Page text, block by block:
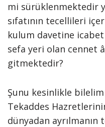
mi sürüklenmektedir
sıfatının tecellileri
kulum davetine
sefa yeri olan cennet
gitmektedir?
Şunu kesinlikle
Tekaddes
dünyadan ayrılmanın